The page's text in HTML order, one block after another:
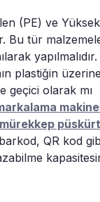
(PE) ve Yüksek
Bu tür
yapılmalıdır.
plastiğin üzerine
geçici olarak mı
mürekkep
QR kod